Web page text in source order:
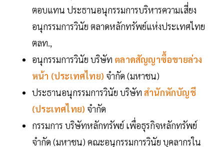
ตอบแทน ประธานอนุกรรมการบริหารความเสี่ยง
อนุกรรมการวินัย ตลาดหลักทรัพย์แห่งประเทศไทย
ตลท.,
อนุกรรมการวินัย บริษัท ตลาดสัญญาซื้อขายล่วง
หน้า (ประเทศไทย) จำกัด (มหาชน)
ประธานอนุกรรมการวินัย บริษัท สำนักหักบัญชี
(ประเทศไทย) จำกัด
กรรมการ บริษัทหลักทรัพย์ เพื่อธุรกิจหลักทรัพย์
จำกัด (มหาชน) คณะอนุกรรมการวินัย บุคลากรใน